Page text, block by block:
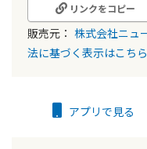
リンクをコピー
販売元： 株式会社ニュ
法に基づく表示はこちら
動
す
る
アプリで見る